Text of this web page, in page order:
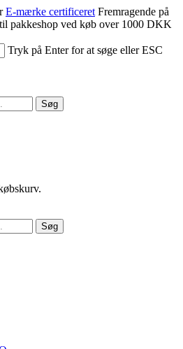
E-mærke certificeret Fremragende på
pakkeshop ved køb over 1000 DKK
Tryk på Enter for at søge eller ESC
Søg
Søg